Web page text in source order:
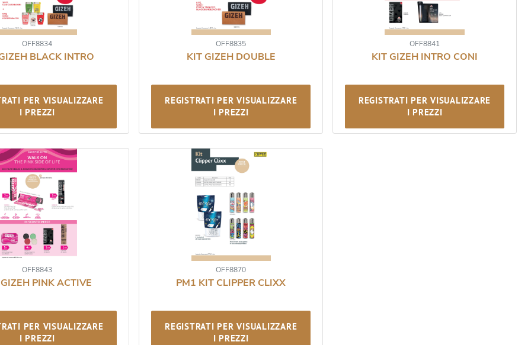
OFF8834
BLACK INTRO
PER VISUALIZZARE
I PREZZI
OFF8835
KIT GIZEH DOUBLE
REGISTRATI PER VISUALIZZARE
I PREZZI
OFF8841
KIT GIZEH INTRO CONI
REGISTRATI PER VISUALIZZARE
I PREZZI
OFF8843
PINK ACTIVE
PER VISUALIZZARE
I PREZZI
OFF8870
PM1 KIT CLIPPER CLIXX
REGISTRATI PER VISUALIZZARE
I PREZZI